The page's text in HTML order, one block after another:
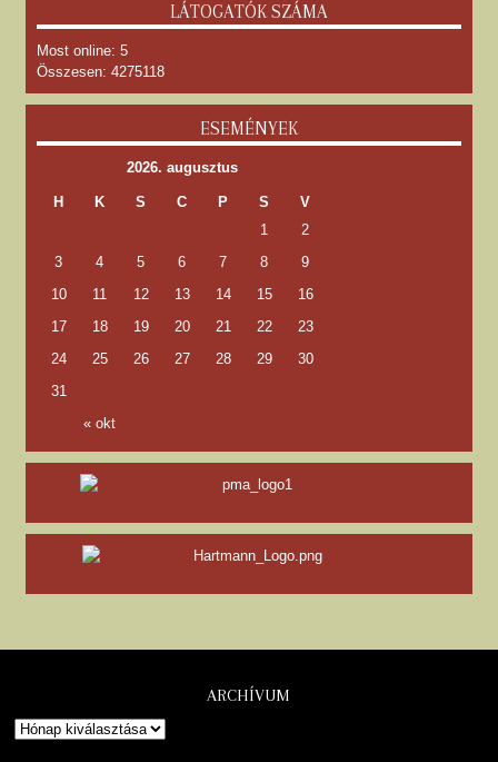
LÁTOGATÓK SZÁMA
Most online: 5
Összesen: 4275118
ESEMÉNYEK
2026. augusztus
H K S C P S V
« okt
1
2
3
4 5 6 7 8
9
10
11 12 13 14 15
16
17
18 19 20 21 22
23
24
25 26 27 28 29
30
31
ARCHÍVUM